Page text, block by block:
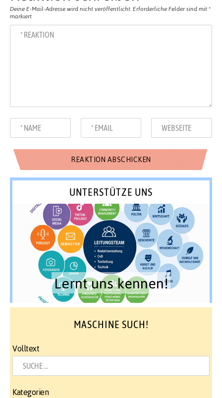
Deine E-Mail-Adresse wird nicht veröffentlicht. Erforderliche Felder sind mit *
markiert
UNTERSTÜTZE UNS
Lernt uns kennen!
MASCHINE SUCH!
Volltext
Kategorien